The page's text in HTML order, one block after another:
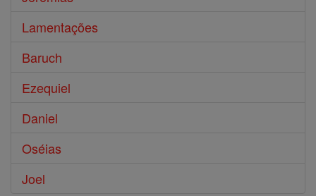
Lamentações
Baruch
Ezequiel
Daniel
Oséias
Joel